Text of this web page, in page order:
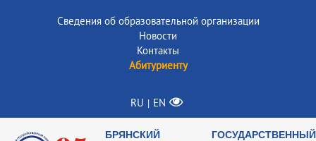
Сведения об образовательной организации
Новости
Контакты
Абитуриенту
RU | EN
БРЯНСКИЙ ГОСУДАРСТВЕННЫЙ